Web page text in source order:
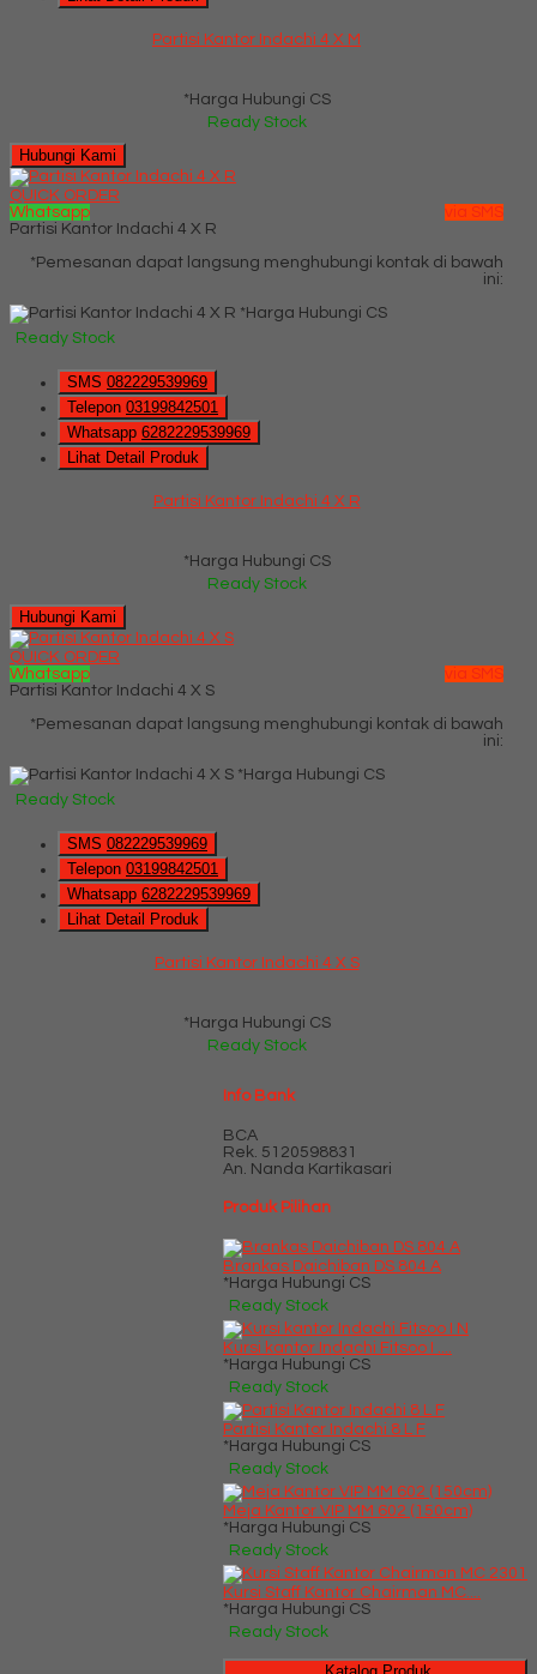
Partisi Kantor Indachi 4 X M
*Harga Hubungi CS
Ready Stock
Hubungi Kami
QUICK ORDER
Whatsapp
via SMS
Partisi Kantor Indachi 4 X R
*Pemesanan dapat langsung menghubungi kontak di bawah
ini:
*Harga Hubungi CS
Ready Stock
SMS 082229539969
Telepon 03199842501
Whatsapp 6282229539969
Lihat Detail Produk
Partisi Kantor Indachi 4 X R
*Harga Hubungi CS
Ready Stock
Hubungi Kami
QUICK ORDER
Whatsapp
via SMS
Partisi Kantor Indachi 4 X S
*Pemesanan dapat langsung menghubungi kontak di bawah
ini:
*Harga Hubungi CS
Ready Stock
SMS 082229539969
Telepon 03199842501
Whatsapp 6282229539969
Lihat Detail Produk
Partisi Kantor Indachi 4 X S
*Harga Hubungi CS
Ready Stock
Info Bank
BCA
Rek. 5120598831
An. Nanda Kartikasari
Produk Pilihan
Brankas Daichiban DS 804 A
*Harga Hubungi CS
Ready Stock
Kursi kantor Indachi Fitsoo I ....
*Harga Hubungi CS
Ready Stock
Partisi Kantor Indachi 8 L F
*Harga Hubungi CS
Ready Stock
Meja Kantor VIP MM 602 (150cm)
*Harga Hubungi CS
Ready Stock
Kursi Staff Kantor Chairman MC....
*Harga Hubungi CS
Ready Stock